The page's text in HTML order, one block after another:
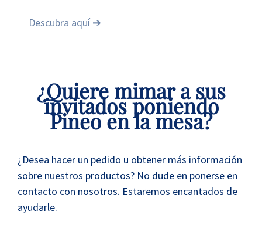
Descubra aquí ➔
¿Quiere mimar a sus
invitados poniendo
Pineo en la mesa?
¿Desea hacer un pedido u obtener más información
sobre nuestros productos? No dude en ponerse en
contacto con nosotros. Estaremos encantados de
ayudarle.